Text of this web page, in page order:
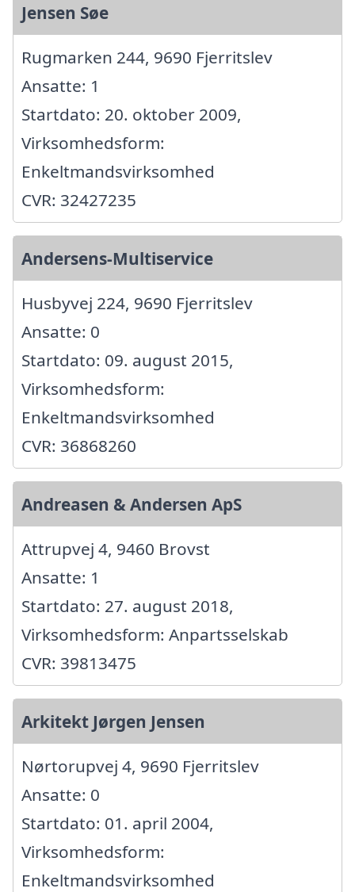
Jensen Søe
Rugmarken 244, 9690 Fjerritslev
Ansatte: 1
Startdato: 20. oktober 2009,
Virksomhedsform:
Enkeltmandsvirksomhed
CVR: 32427235
Andersens-Multiservice
Husbyvej 224, 9690 Fjerritslev
Ansatte: 0
Startdato: 09. august 2015,
Virksomhedsform:
Enkeltmandsvirksomhed
CVR: 36868260
Andreasen & Andersen ApS
Attrupvej 4, 9460 Brovst
Ansatte: 1
Startdato: 27. august 2018,
Virksomhedsform: Anpartsselskab
CVR: 39813475
Arkitekt Jørgen Jensen
Nørtorupvej 4, 9690 Fjerritslev
Ansatte: 0
Startdato: 01. april 2004,
Virksomhedsform:
Enkeltmandsvirksomhed